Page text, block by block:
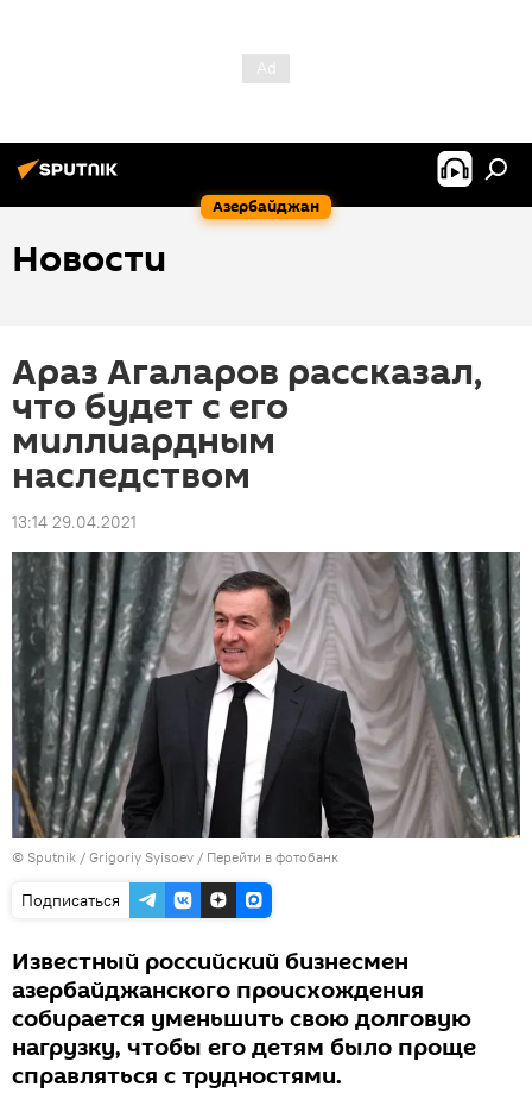
Азербайджан
Новости
Араз Агаларов рассказал,
что будет с его
миллиардным
наследством
13:14 29.04.2021
© Sputnik / Grigoriy Syisoev / Перейти в фотобанк
Подписаться
Известный российский бизнесмен
азербайджанского происхождения
собирается уменьшить свою долговую
нагрузку, чтобы его детям было проще
справляться с трудностями.